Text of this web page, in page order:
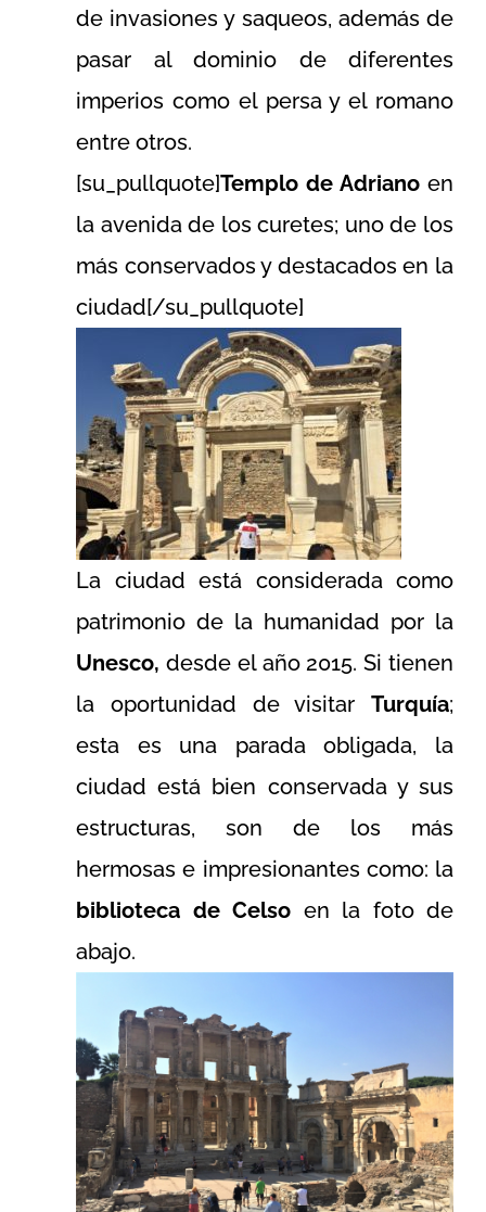
de invasiones y saqueos, además de
pasar al dominio de diferentes
imperios como el persa y el romano
entre otros.
[su_pullquote]Templo de Adriano en
la avenida de los curetes; uno de los
más conservados y destacados en la
ciudad[/su_pullquote]
La ciudad está considerada como
patrimonio de la humanidad por la
Unesco, desde el año 2015. Si tienen
la oportunidad de visitar Turquía;
esta es una parada obligada, la
ciudad está bien conservada y sus
estructuras, son de los más
hermosas e impresionantes como: la
biblioteca de Celso en la foto de
abajo.